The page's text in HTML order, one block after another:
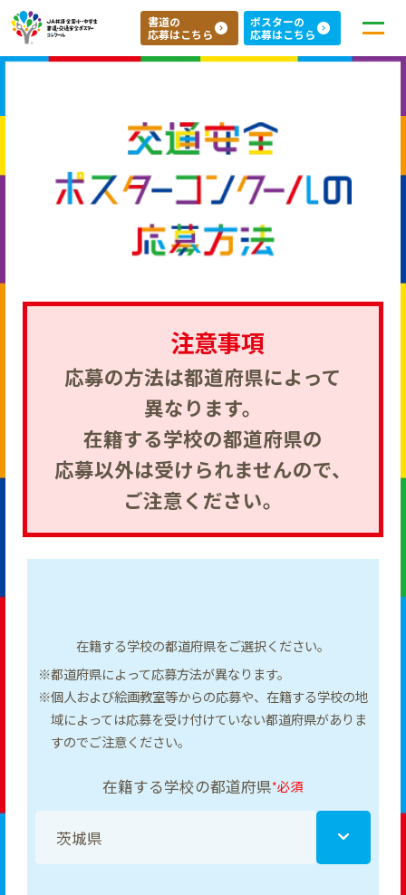
書道の
応募はこちら
ポスターの
応募はこちら
応募について
インフォメーション
よくある質問
ＪＡ共済の地域貢献活動「ちいきのきずな」
ＪＡ共済のホームページ
注意事項
応募の方法は都道府県によって
異なります。
在籍する学校の都道府県の
応募以外は受けられませんので、
ご注意ください。
在籍する学校の都道府県をご選択ください。
※都道府県によって応募方法が異なります。
※個人および絵画教室等からの応募や、在籍する学校の地
域によっては応募を受け付けていない都道府県がありま
すのでご注意ください。
在籍する学校の都道府県*必須